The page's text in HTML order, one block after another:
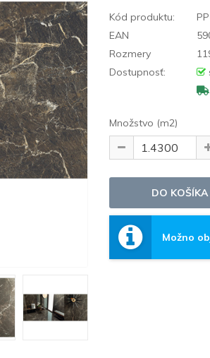
Kód produktu:
EAN
Rozmery
Dostupnosť:
Množstvo (m2)
Možno